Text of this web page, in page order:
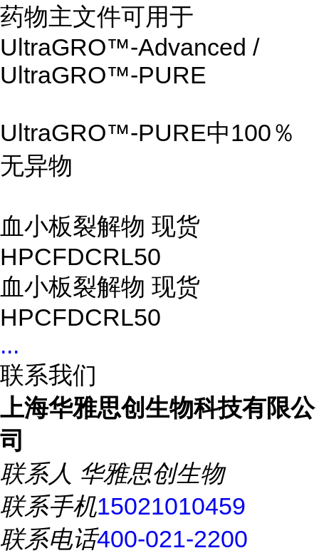
药物主文件可用于
UltraGRO™-Advanced /
UltraGRO™-PURE
UltraGRO™-PURE中100％
无异物
血小板裂解物 现货
HPCFDCRL50
血小板裂解物 现货
HPCFDCRL50
...
联系我们
上海华雅思创生物科技有限公
司
联系人 华雅思创生物
联系手机15021010459
联系电话400-021-2200